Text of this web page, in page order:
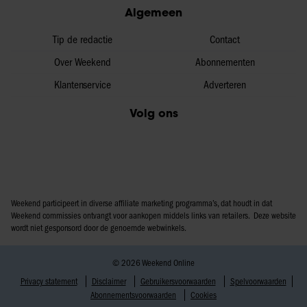
Algemeen
Tip de redactie
Over Weekend
Klantenservice
Contact
Abonnementen
Adverteren
Volg ons
Weekend participeert in diverse affiliate marketing programma’s, dat houdt in dat
Weekend commissies ontvangt voor aankopen middels links van retailers. Deze website
wordt niet gesponsord door de genoemde webwinkels.
© 2026 Weekend Online
Privacy statement
Disclaimer Gebruikersvoorwaarden
Spelvoorwaarden
Abonnementsvoorwaarden
Cookies